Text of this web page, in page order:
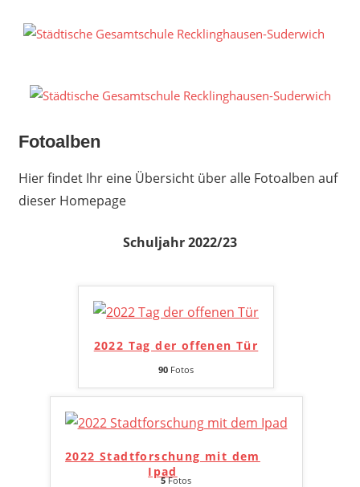
Inhalt
Fotoalben
Hier findet Ihr eine Übersicht über alle Fotoalben auf
dieser Homepage
Schuljahr 2022/23
2022 Tag der offenen Tür
90 Fotos
2022 Stadtforschung mit dem
Ipad
5Fotos